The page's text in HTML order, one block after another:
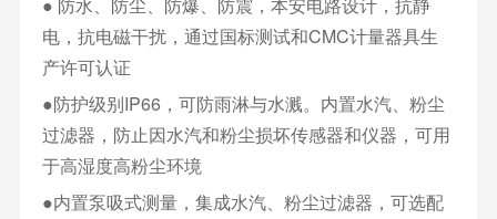
● 防水、防尘、防爆、防震，本安电路设计，抗静
电，抗电磁干扰，通过国标测试和CMC计量器具生
产许可认证
●防护级别IP66，可防雨淋与水溅。内置水汽、粉尘
过滤器，防止因水汽和粉尘损坏传感器和仪器，可用
于高湿度高粉尘环境
●内置泵吸式测量，集成水汽、粉尘过滤器，可选配